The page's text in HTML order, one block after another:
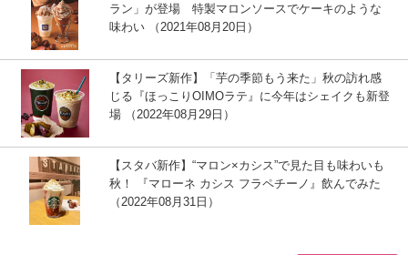
ラン」が登場 特製マロンソースでケーキのような
味わい （2021年08月20日）
【タリーズ新作】「芋の季節もう来た」秋の訪れ感
じる『ほっこりOIMOラテ』に今年はシェイクも新登
場 （2022年08月29日）
【スタバ新作】“マロン×カシス”で見た目も味わいも
秋！ 『マローネ カシス フラペチーノ』飲んでみた
（2022年08月31日）